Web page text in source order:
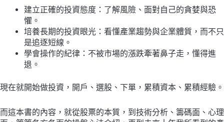
建立正確的投資態度：了解風險、面對自己的貪婪與恐
懼。
培養長期的投資眼光：看懂產業趨勢與企業體質，而不只
是追逐短線。
學會操作的紀律：不被市場的漲跌牽著鼻子走，懂得進
退。
現在就開始做投資，開戶、選股、下單，累積資本、累積經驗。
而這本書的內容，就從股票的本質，到技術分析、籌碼面、心理